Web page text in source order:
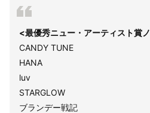
<最優秀ニュー・アーティスト賞
CANDY TUNE
HANA
luv
STARGLOW
ブランデー戦記